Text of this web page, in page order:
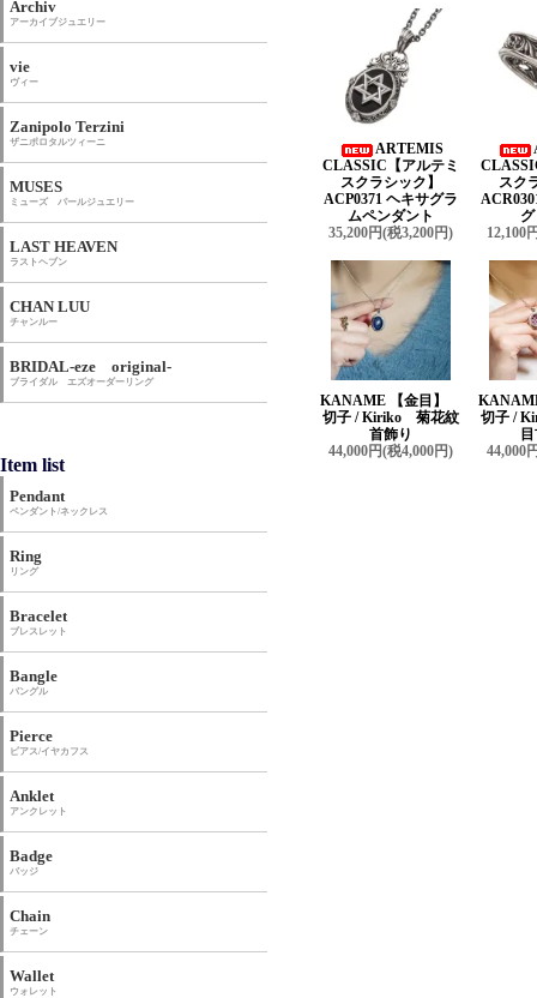
ARTEMIS
CLASSIC【アルテミ
スクラシック】
ACP0371 ヘキサグラ
ムペンダント
35,200円(税3,200円)
スク
12,100
KANAME 【金目】
切子 / Kiriko 菊花紋
首飾り
44,000円(税4,000円)
切子 /
44,000
Archiv
アーカイブジュエリー
vie
ヴィー
Zanipolo Terzini
ザニポロタルツィーニ
MUSES
ミューズ パールジュエリー
LAST HEAVEN
ラストヘブン
CHAN LUU
チャンルー
BRIDAL-eze original-
ブライダル エズオーダーリング
Item list
Pendant
ペンダント/ネックレス
Ring
リング
Bracelet
ブレスレット
Bangle
バングル
Pierce
ピアス/イヤカフス
Anklet
アンクレット
Badge
バッジ
Chain
チェーン
Wallet
ウォレット